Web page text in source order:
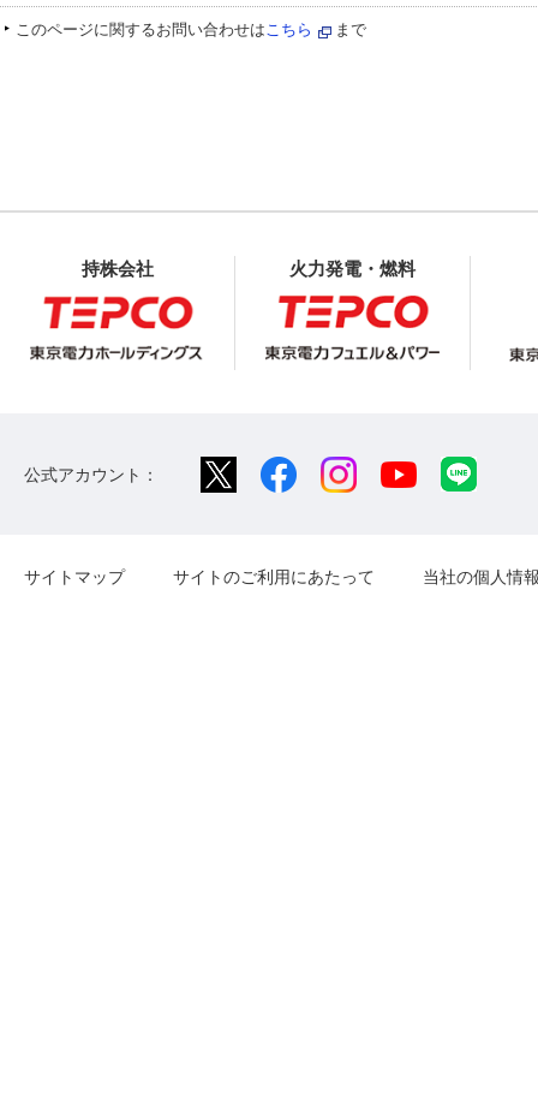
このページに関するお問い合わせはこちら まで
持株会社 火力発電・燃料
公式アカウント：
サイトマップ サイトのご利用にあたって 当社の個人情